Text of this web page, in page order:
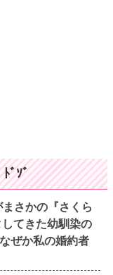
ﾞｿﾞ
さかの『さくら
てきた幼馴染の
ぜか私の婚約者